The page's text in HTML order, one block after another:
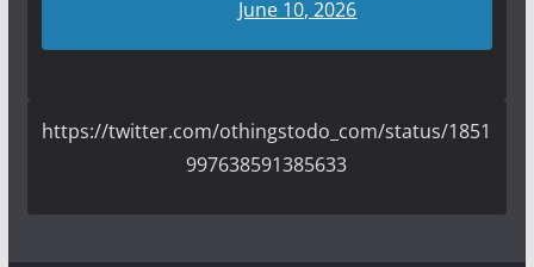
June 10, 2026
https://twitter.com/othingstodo_com/status/1851
997638591385633